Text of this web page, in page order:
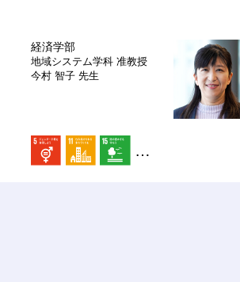
経済学部
地域システム学科 准教授
今村 智子 先生
…